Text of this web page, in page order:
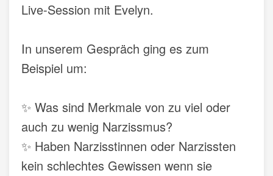
Live-Session mit Evelyn.
In unserem Gespräch ging es zum
Beispiel um:
✨ Was sind Merkmale von zu viel oder
auch zu wenig Narzissmus?
✨ Haben Narzisstinnen oder Narzissten
kein schlechtes Gewissen wenn sie